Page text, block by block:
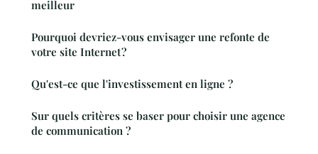
meilleur
Pourquoi devriez-vous envisager une refonte de
votre site Internet ?
Qu'est-ce que l'investissement en ligne ?
Sur quels critères se baser pour choisir une agence
de communication ?